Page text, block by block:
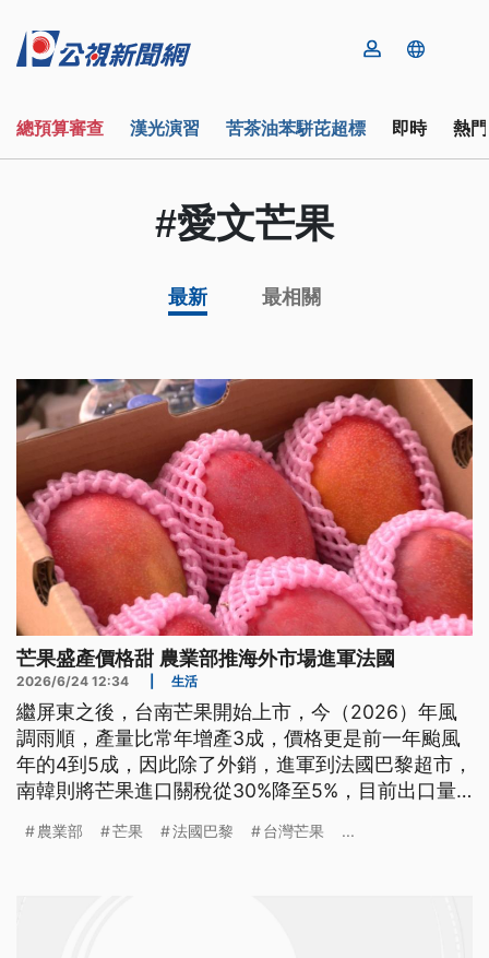
總預算審查 漢光演習 苦茶油苯駢芘超標 即時 熱
#愛文芒果
最新 最相關
芒果盛產價格甜 農業部推海外市場進軍法國
2026/6/24 12:34 生活
繼屏東之後，台南芒果開始上市，今（2026）年風
調雨順，產量比常年增產3成，價格更是前一年颱風
年的4到5成，因此除了外銷，進軍到法國巴黎超市，
南韓則將芒果進口關稅從30%降至5%，目前出口量
農業部 芒果 法國巴黎 台灣芒果 ...